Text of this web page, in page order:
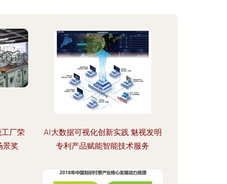
工厂荣
景奖
AI大数据可视化创新实践 魅视发明
专利产品赋能智能技术服务